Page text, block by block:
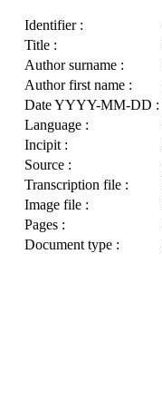
Identifier :
Title :
Author surname :
Author first name :
Date YYYY-MM-DD :
Language :
Incipit :
Source :
Transcription file :
Image file :
Pages :
Document type :